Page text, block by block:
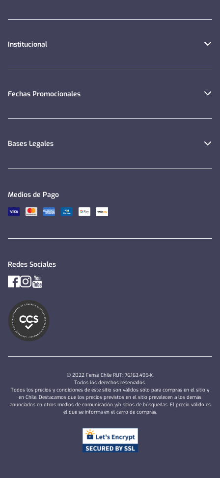
Institucional
Fechas Promocionales
Bases Legales
Medios de Pago
Redes Sociales
© 2022 Fensa Chile RUT: 76.163.495-K.
Todos los derechos reservados.
Todos los precios y condiciones de este sitio son válidos sólo para compras en el sitio y
en Chile. Destacamos que los precios previstos en el sitio prevalecen a los demás
anunciados en otros medios de comunicación y/o sitios de búsquedas. El precio válido es
el que se informa en el carro de compras.